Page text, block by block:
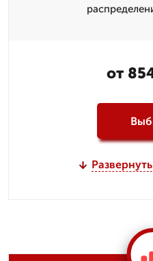
от